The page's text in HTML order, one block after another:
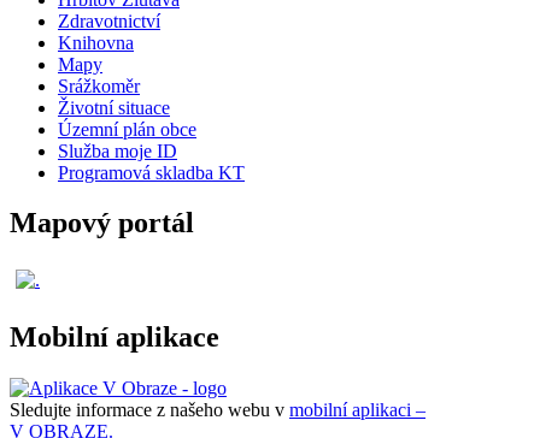
Zdravotnictví
Knihovna
Mapy
Srážkoměr
Životní situace
Územní plán obce
Služba moje ID
Programová skladba KT
Mapový portál
Mobilní aplikace
Sledujte informace z našeho webu v mobilní aplikaci –
V OBRAZE.